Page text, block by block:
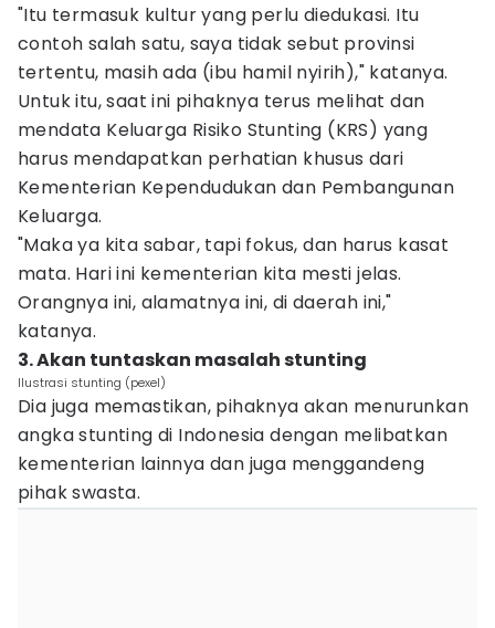
"Itu termasuk kultur yang perlu diedukasi. Itu
contoh salah satu, saya tidak sebut provinsi
tertentu, masih ada (ibu hamil nyirih)," katanya.
Untuk itu, saat ini pihaknya terus melihat dan
mendata Keluarga Risiko Stunting (KRS) yang
harus mendapatkan perhatian khusus dari
Kementerian Kependudukan dan Pembangunan
Keluarga.
"Maka ya kita sabar, tapi fokus, dan harus kasat
mata. Hari ini kementerian kita mesti jelas.
Orangnya ini, alamatnya ini, di daerah ini,"
katanya.
3. Akan tuntaskan masalah stunting
Ilustrasi stunting (pexel)
Dia juga memastikan, pihaknya akan menurunkan
angka stunting di Indonesia dengan melibatkan
kementerian lainnya dan juga menggandeng
pihak swasta.